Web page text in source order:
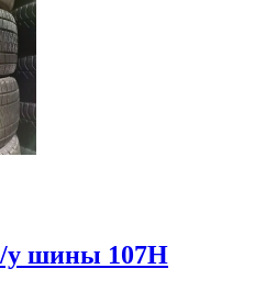
у шины 107H